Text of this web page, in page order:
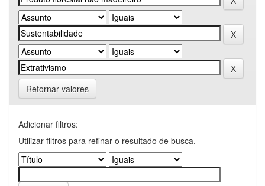
Retornar valores
Adicionar filtros:
Utilizar filtros para refinar o resultado de busca.